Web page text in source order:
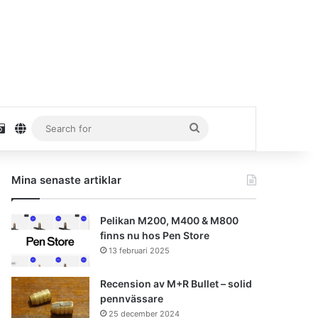
Unsplash
danielhaaf.se
Search
for
Mina senaste artiklar
Pelikan M200, M400 & M800
finns nu hos Pen Store
13 februari 2025
Recension av M+R Bullet – solid
pennvässare
25 december 2024